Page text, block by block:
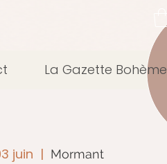
La Gazette Bohème
juin
  |
Mormant